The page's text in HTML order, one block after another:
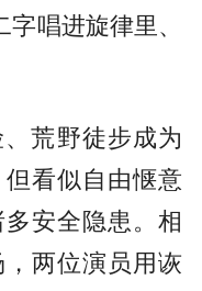
字唱进旋律里、
荒野徒步成为
看似自由惬意
安全隐患。相
两位演员用诙